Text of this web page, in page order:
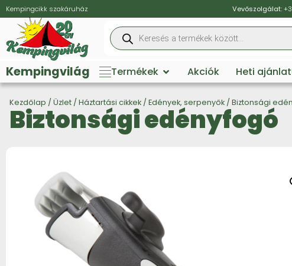
Kempingcikk szakáruház Vevőszolgálat:
Kempingvilág Termékek Akciók Heti
Kezdőlap / Üzlet / Háztartási cikkek / Edények, serpenyők / Biztonsági
Biztonsági edényfogó